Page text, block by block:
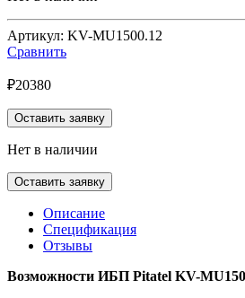
Артикул: KV-MU1500.12
Сравнить
₽20380
Оставить заявку
Нет в наличии
Оставить заявку
Описание
Спецификация
Отзывы
Возможности ИБП Pitatel KV-